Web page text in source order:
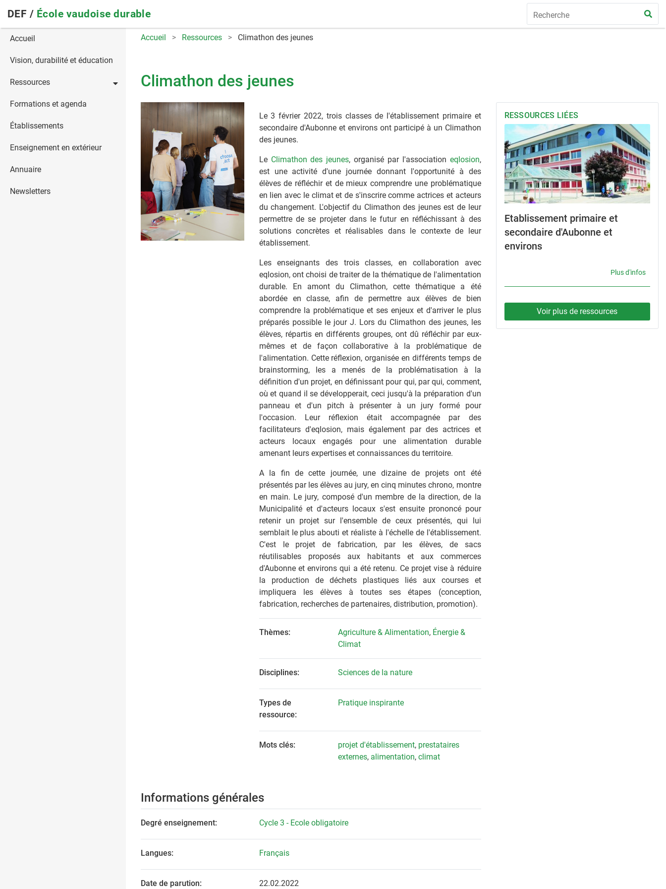
main
navigation
DEF / École vaudoise durable
Main
navigation
Accueil
Vision, durabilité et éducation
Ressources
Formations et agenda
Établissements
Enseignement en extérieur
Annuaire
Newsletters
Accueil Ressources Climathon des jeunes
Climathon des jeunes
Le 3 février 2022, trois classes de l'établissement primaire et
secondaire d'Aubonne et environs ont participé à un Climathon
des jeunes.
Le Climathon des jeunes, organisé par l'association eqlosion,
est une activité d'une journée donnant l'opportunité à des
élèves de réfléchir et de mieux comprendre une problématique
en lien avec le climat et de s'inscrire comme actrices et acteurs
du changement. L'objectif du Climathon des jeunes est de leur
permettre de se projeter dans le futur en réfléchissant à des
solutions concrètes et réalisables dans le contexte de leur
établissement.
Les enseignants des trois classes, en collaboration avec
eqlosion, ont choisi de traiter de la thématique de l'alimentation
durable. En amont du Climathon, cette thématique a été
abordée en classe, afin de permettre aux élèves de bien
comprendre la problématique et ses enjeux et d'arriver le plus
préparés possible le jour J. Lors du Climathon des jeunes, les
élèves, répartis en différents groupes, ont dû réfléchir par eux-
mêmes et de façon collaborative à la problématique de
l'alimentation. Cette réflexion, organisée en différents temps de
brainstorming, les a menés de la problématisation à la
définition d'un projet, en définissant pour qui, par qui, comment,
où et quand il se développerait, ceci jusqu'à la préparation d'un
panneau et d'un pitch à présenter à un jury formé pour
l'occasion. Leur réflexion était accompagnée par des
facilitateurs d'eqlosion, mais également par des actrices et
acteurs locaux engagés pour une alimentation durable
amenant leurs expertises et connaissances du territoire.
A la fin de cette journée, une dizaine de projets ont été
présentés par les élèves au jury, en cinq minutes chrono, montre
en main. Le jury, composé d'un membre de la direction, de la
Municipalité et d'acteurs locaux s'est ensuite prononcé pour
retenir un projet sur l'ensemble de ceux présentés, qui lui
semblait le plus abouti et réaliste à l'échelle de l'établissement.
C'est le projet de fabrication, par les élèves, de sacs
réutilisables proposés aux habitants et aux commerces
d'Aubonne et environs qui a été retenu. Ce projet vise à réduire
la production de déchets plastiques liés aux courses et
impliquera les élèves à toutes ses étapes (conception,
fabrication, recherches de partenaires, distribution, promotion).
Thèmes: Agriculture & Alimentation, Énergie &
Climat
Disciplines: Sciences de la nature
Types de
ressource:
Pratique inspirante
Mots clés: projet d'établissement, prestataires
externes, alimentation, climat
Informations générales
Degré enseignement: Cycle 3 - Ecole obligatoire
Langues: Français
Date de parution: 22.02.2022
RESSOURCES LIÉES
Etablissement primaire et
secondaire d'Aubonne et
environs
Plus d'infos
Voir plus de ressources